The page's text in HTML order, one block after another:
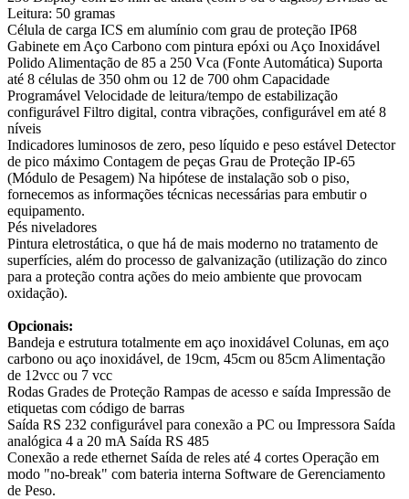
Leitura: 50 gramas
Célula de carga ICS em alumínio com grau de proteção IP68
Gabinete em Aço Carbono com pintura epóxi ou Aço Inoxidável
Polido Alimentação de 85 a 250 Vca (Fonte Automática) Suporta
até 8 células de 350 ohm ou 12 de 700 ohm Capacidade
Programável Velocidade de leitura/tempo de estabilização
configurável Filtro digital, contra vibrações, configurável em até 8
níveis
Indicadores luminosos de zero, peso líquido e peso estável Detector
de pico máximo Contagem de peças Grau de Proteção IP-65
(Módulo de Pesagem) Na hipótese de instalação sob o piso,
fornecemos as informações técnicas necessárias para embutir o
equipamento.
Pés niveladores
Pintura eletrostática, o que há de mais moderno no tratamento de
superfícies, além do processo de galvanização (utilização do zinco
para a proteção contra ações do meio ambiente que provocam
oxidação).
Opcionais:
Bandeja e estrutura totalmente em aço inoxidável Colunas, em aço
carbono ou aço inoxidável, de 19cm, 45cm ou 85cm Alimentação
de 12vcc ou 7 vcc
Rodas Grades de Proteção Rampas de acesso e saída Impressão de
etiquetas com código de barras
Saída RS 232 configurável para conexão a PC ou Impressora Saída
analógica 4 a 20 mA Saída RS 485
Conexão a rede ethernet Saída de reles até 4 cortes Operação em
modo "no-break" com bateria interna Software de Gerenciamento
de Peso.